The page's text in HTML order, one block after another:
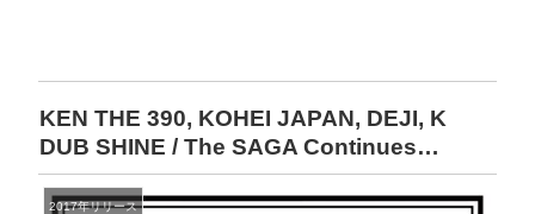
KEN THE 390, KOHEI JAPAN, DEJI, K
DUB SHINE / The SAGA Continues…
2017年リリース